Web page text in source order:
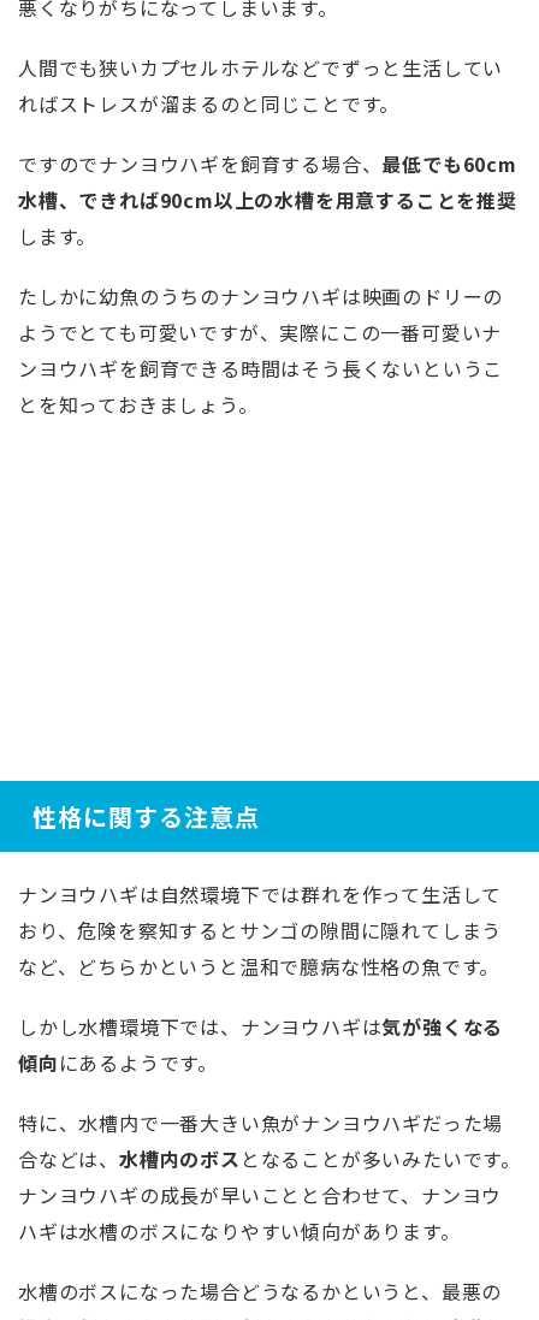
悪くなりがちになってしまいます。
人間でも狭いカプセルホテルなどでずっと生活してい
ればストレスが溜まるのと同じことです。
ですのでナンヨウハギを飼育する場合、 最低でも60cm
水槽、できれば90cm以上の水槽を用意することを推奨
します。
たしかに幼魚のうちのナンヨウハギは映画のドリーの
ようでとても可愛いですが、実際にこの一番可愛いナ
ンヨウハギを飼育できる時間はそう長くないというこ
とを知っておきましょう。
性格に関する注意点
ナンヨウハギは自然環境下では群れを作って生活して
おり、危険を察知するとサンゴの隙間に隠れてしまう
など、どちらかというと温和で臆病な性格の魚です。
しかし水槽環境下では、ナンヨウハギは気が強くなる
傾向にあるようです。
特に、水槽内で一番大きい魚がナンヨウハギだった場
合などは、 水槽内のボス となることが多いみたいです。
ナンヨウハギの成長が早いことと合わせて、ナンヨウ
ハギは水槽のボスになりやすい傾向があります。
水槽のボスになった場合どうなるかというと、最悪の